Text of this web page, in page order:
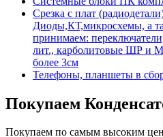
Срезка с плат
Диоды,КТ,микросхемы, а
принимаем:
лит., карболитовые ШР и
более 3см
Телефоны, планшеты в
Покупаем
Покупаем по самым высоким